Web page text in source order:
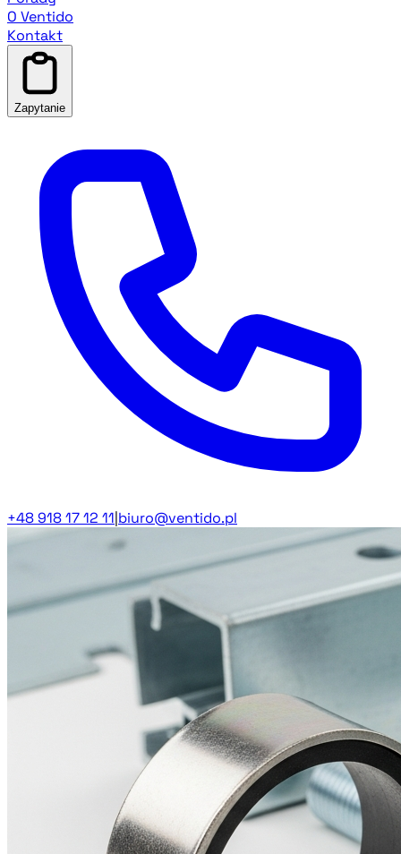
O Ventido
Kontakt
Zapytanie
+48 918 17 12 11 biuro@ventido.pl